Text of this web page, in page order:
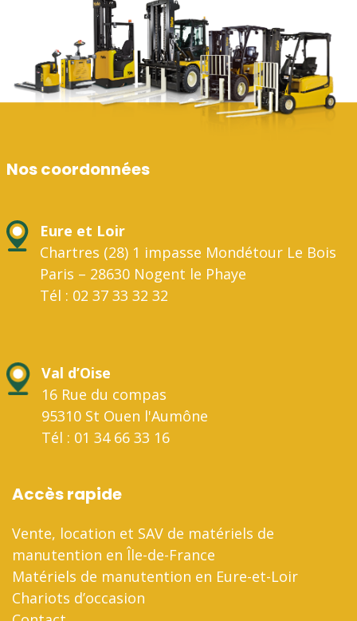
Nos coordonnées
Eure et Loir
Chartres (28) 1 impasse Mondétour Le Bois
Paris – 28630 Nogent le Phaye
Tél : 02 37 33 32 32
Val d’Oise
16 Rue du compas
95310 St Ouen l'Aumône
Tél : 01 34 66 33 16
Accès rapide
Vente, location et SAV de matériels de
manutention en Île-de-France
Matériels de manutention en Eure-et-Loir
Chariots d’occasion